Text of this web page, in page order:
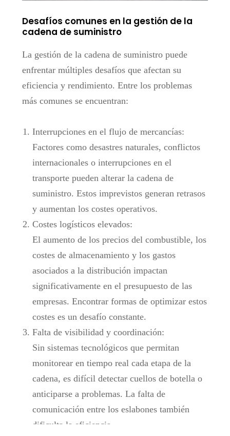
Desafíos comunes en la gestión de la
cadena de suministro
La gestión de la cadena de suministro puede
enfrentar múltiples desafíos que afectan su
eficiencia y rendimiento. Entre los problemas
más comunes se encuentran:
Interrupciones en el flujo de mercancías:
Factores como desastres naturales, conflictos
internacionales o interrupciones en el
transporte pueden alterar la cadena de
suministro. Estos imprevistos generan retrasos
y aumentan los costes operativos.
Costes logísticos elevados:
El aumento de los precios del combustible, los
costes de almacenamiento y los gastos
asociados a la distribución impactan
significativamente en el presupuesto de las
empresas. Encontrar formas de optimizar estos
costes es un desafío constante.
Falta de visibilidad y coordinación:
Sin sistemas tecnológicos que permitan
monitorear en tiempo real cada etapa de la
cadena, es difícil detectar cuellos de botella o
anticiparse a problemas. La falta de
comunicación entre los eslabones también
dificulta la eficiencia.